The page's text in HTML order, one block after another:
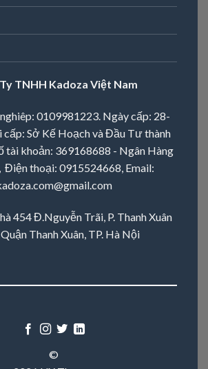
TNHH Kadoza Việt Nam
0109981223. Ngày cấp: 28-
Sở Kế Hoạch và Đầu Tư thành
tài khoản: 369168688 - Ngân Hàng
Điện thoại: 0915524668, Email:
454 Đ.Nguyễn Trãi, P. Thanh Xuân
Thanh Xuân, TP. Hà Nội
©